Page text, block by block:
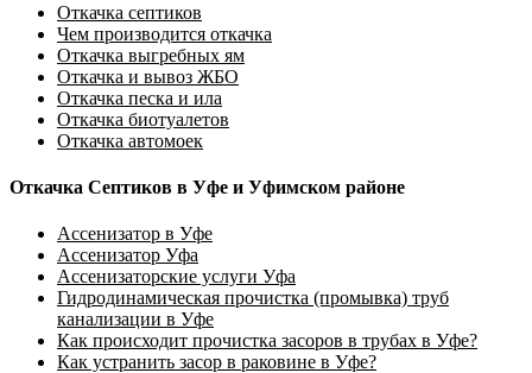
Откачка септиков
Чем производится откачка
Откачка выгребных ям
Откачка и вывоз ЖБО
Откачка песка и ила
Откачка биотуалетов
Откачка автомоек
Откачка Септиков в Уфе и Уфимском районе
Ассенизатор в Уфе
Ассенизатор Уфа
Ассенизаторские услуги Уфа
Гидродинамическая прочистка (промывка) труб
канализации в Уфе
Как происходит прочистка засоров в трубах в Уфе?
Как устранить засор в раковине в Уфе?